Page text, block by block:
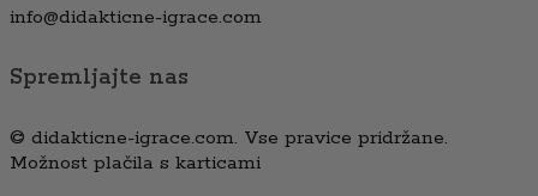
info@didakticne-igrace.com
Spremljajte nas
© didakticne-igrace.com. Vse pravice pridržane.
Možnost plačila s karticami